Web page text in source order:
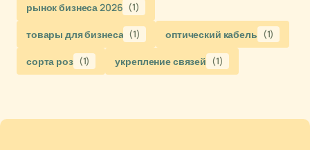
рынок бизнеса 2026 (1)
товары для бизнеса (1) оптический кабель (1)
сорта роз (1) укрепление связей (1)